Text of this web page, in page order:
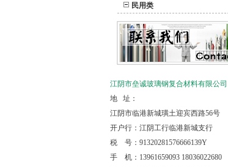
民用类
江阴市垒诚玻璃钢复合材料有限公司
地 址：
江阴市临港新城璜土迎宾西路56号
开户行：江阴工行临港新城支行
税 号：91320281576666139Y
手 机：13961659093 18036022680